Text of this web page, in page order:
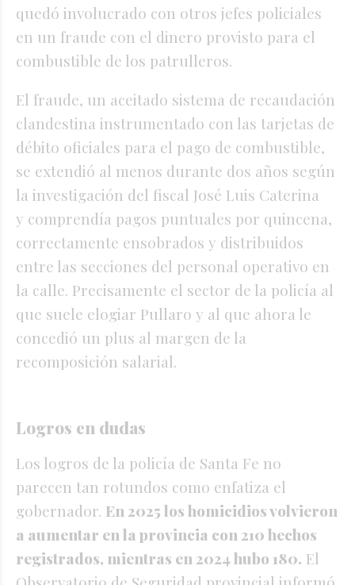
quedó involucrado con otros jefes policiales
en un fraude con el dinero provisto para el
combustible de los patrulleros.
El fraude, un aceitado sistema de recaudación
clandestina instrumentado con las tarjetas de
débito oficiales para el pago de combustible,
se extendió al menos durante dos años según
la investigación del fiscal José Luis Caterina
y comprendía pagos puntuales por quincena,
correctamente ensobrados y distribuidos
entre las secciones del personal operativo en
la calle. Precisamente el sector de la policía al
que suele elogiar Pullaro y al que ahora le
concedió un plus al margen de la
recomposición salarial.
Logros en dudas
Los logros de la policía de Santa Fe no
parecen tan rotundos como enfatiza el
gobernador. En 2025 los homicidios volvieron
a aumentar en la provincia con 210 hechos
registrados, mientras en 2024 hubo 180. El